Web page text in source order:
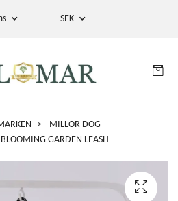
SEK
MILLOR DOG
GARDEN LEASH